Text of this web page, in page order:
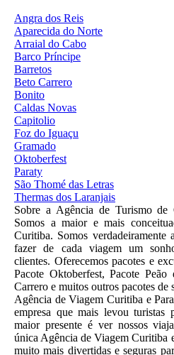
Angra dos Reis
Aparecida do Norte
Arraial do Cabo
Barco Príncipe
Barretos
Beto Carrero
Bonito
Caldas Novas
Capitolio
Foz do Iguaçu
Gramado
Oktoberfest
Paraty
São Thomé das Letras
Thermas dos Laranjais
Sobre a Agência de Turismo
Somos a maior e mais
Curitiba. Somos verdadeiramente
fazer de cada viagem um
clientes. Oferecemos pacotes e
Pacote Oktoberfest, Pacote
Carrero e muitos outros pacotes de
Agência de Viagem Curitiba e
empresa que mais levou turistas
maior presente é ver nossos
única Agência de Viagem Curitiba
muito mais divertidas e seguras